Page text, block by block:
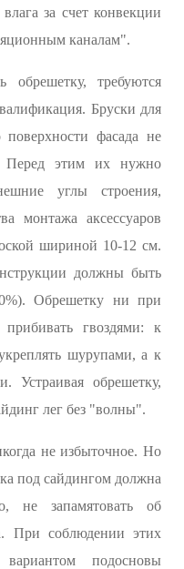
за счет конвекции
каналам".
обрешетку, требуются
Бруски для
фасада не
Перед этим их нужно
углы строения,
монтажа аксессуаров
шириной 10-12 см.
должны быть
Обрешетку ни при
прибивать гвоздями: к
шурупами, а к
Устраивая обрешетку,
лег без "волны".
не избыточное. Но
под сайдингом должна
не запамятовать об
При соблюдении этих
подосновы